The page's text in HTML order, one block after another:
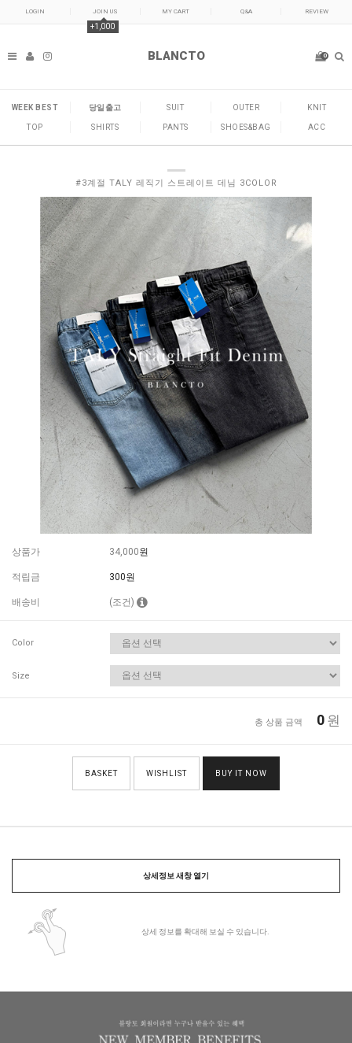
LOGIN JOIN US
+1,000
MY CART Q&A REVIEW
BLANCTO 0
WEEK BEST 당일출고 SUIT OUTER KNIT
TOP SHIRTS PANTS SHOES&BAG ACC
#3계절 TALY 레직기 스트레이트 데님 3COLOR
상품가 34,000원
적립금 300원
배송비 (조건)
Color
Size
총 상품 금액 0 원
BASKET WISHLIST BUY IT NOW
상세정보 새창 열기
상세 정보를 확대해 보실 수 있습니다.